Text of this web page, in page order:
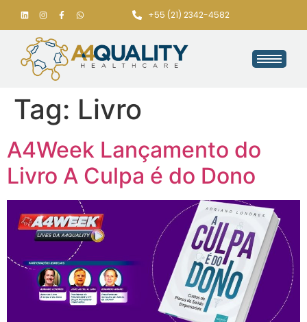
+55 (21) 2342-4582
Tag: Livro
A4Week Lançamento do
Livro A Culpa é do Dono